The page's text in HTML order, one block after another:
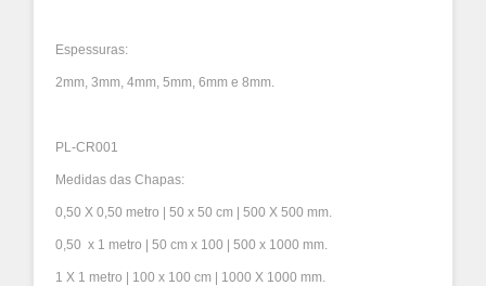
Espessuras:
2mm, 3mm, 4mm, 5mm, 6mm e 8mm.
PL-CR001
Medidas das Chapas:
0,50 X 0,50 metro | 50 x 50 cm | 500 X 500 mm.
0,50 x 1 metro | 50 cm x 100 | 500 x 1000 mm.
1 X 1 metro | 100 x 100 cm | 1000 X 1000 mm.